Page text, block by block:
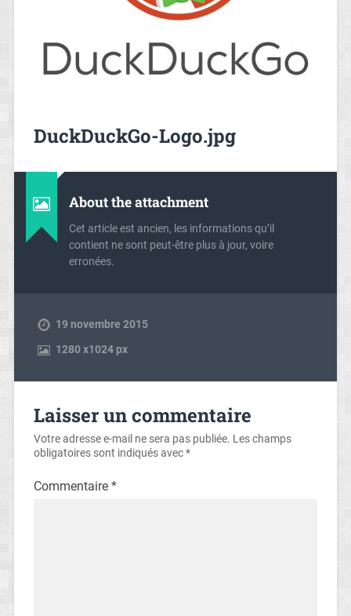
DuckDuckGo-Logo.jpg
About the attachment
Cet article est ancien, les informations qu’il
contient ne sont peut-être plus à jour, voire
erronées.
19 novembre 2015
1280x1024 px
Laisser un commentaire
Votre adresse e-mail ne sera pas publiée. Les champs
obligatoires sont indiqués avec*
Commentaire *